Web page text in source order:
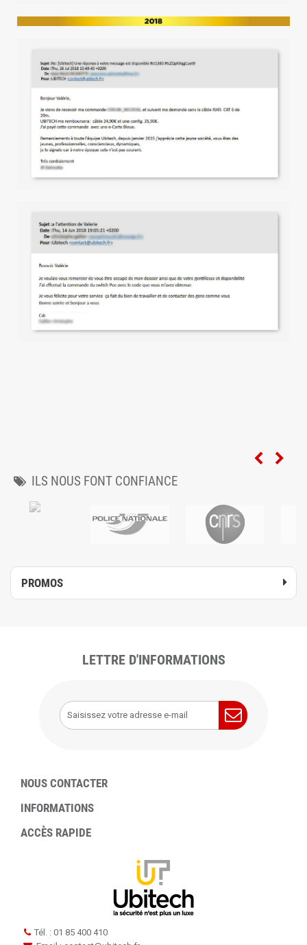
ILS NOUS FONT CONFIANCE
PROMOS
LETTRE D'INFORMATIONS
NOUS CONTACTER
INFORMATIONS
ACCÈS RAPIDE
Tél. : 01 85 400 410